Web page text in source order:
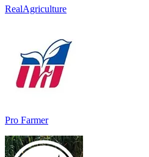
RealAgriculture
Pro Farmer